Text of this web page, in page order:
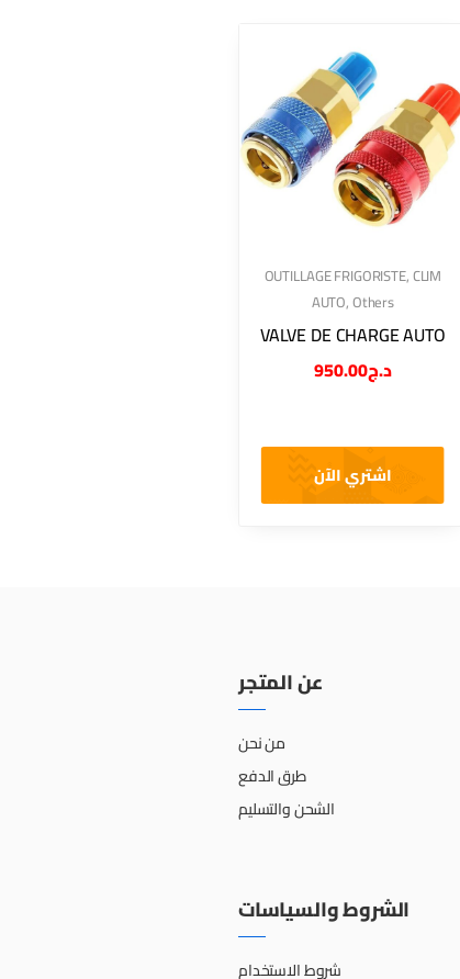
OUTILLAGE FRIGORISTE,CLIM
AUTO,Others
VALVE DE CHARGE AUTO
د.ج950.00
اشتري الآن
عن المتجر
من نحن
طرق الدفع
الشحن والتسليم
الشروط والسياسات
شروط الاستخدام